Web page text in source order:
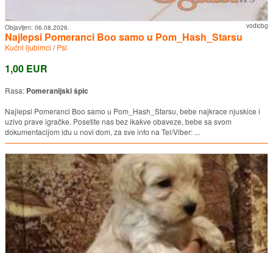
vodicbg
Objavljen: 06.08.2026.
Najlepsi Pomeranci Boo samo u Pom_Hash_Starsu
Kućni ljubimci /Psi
1,00 EUR
Rasa: Pomeranijski špic
Najlepsi Pomeranci Boo samo u Pom_Hash_Starsu, bebe najkrace njuskice i
uzivo prave igračke. Posetite nas bez ikakve obaveze, bebe sa svom
dokumentacijom idu u novi dom, za sve info na Tel/Viber: ...